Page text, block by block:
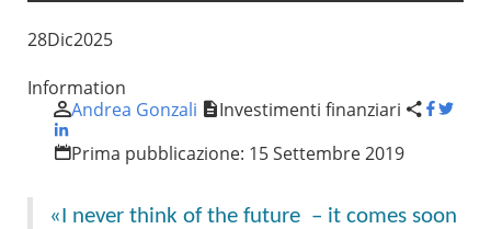
28Dic2025
Information
Andrea Gonzali
Investimenti finanziari
Prima pubblicazione: 15 Settembre 2019
«I never think of the future – it comes soon